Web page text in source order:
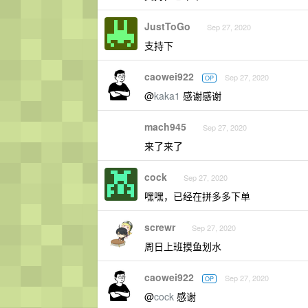
JustToGo Sep 27, 2020
支持下
caowei922 OP Sep 27, 2020
@kaka1 感谢感谢
mach945 Sep 27, 2020
来了来了
cock Sep 27, 2020
嘿嘿，已经在拼多多下单
screwr Sep 27, 2020
周日上班摸鱼划水
caowei922 OP Sep 27, 2020
@cock 感谢